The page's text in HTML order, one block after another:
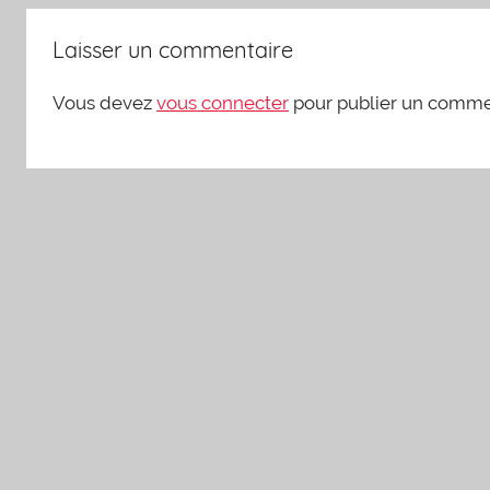
Laisser un commentaire
Vous devez vous connecter pour publier un